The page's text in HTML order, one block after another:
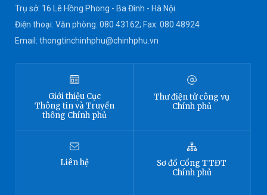
Trụ sở: 16 Lê Hồng Phong - Ba Đình - Hà Nội.
Điện thoại: Văn phòng: 080 43162; Fax: 080.48924
Email: thongtinchinhphu@chinhphu.vn
Giới thiệu Cục
Thông tinvà Truyền
thông Chính phủ
Thư điện tử công vụ
Chính phủ
Liên hệ Sơ đồ Cổng TTĐT
Chính phủ